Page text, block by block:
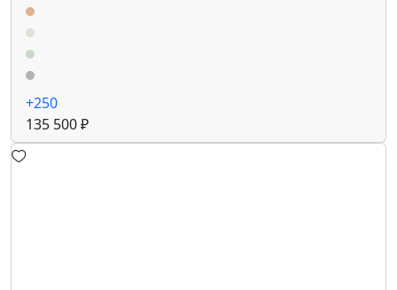
+250
135 500 ₽